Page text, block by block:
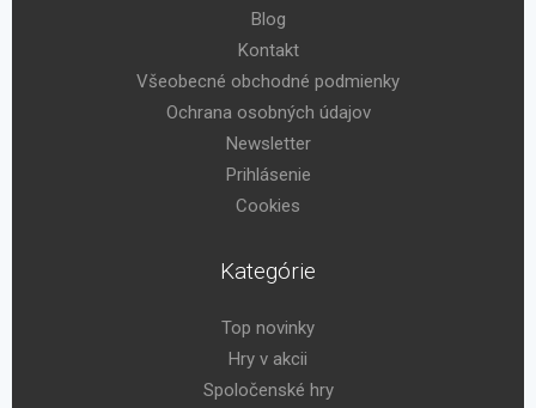
Blog
Kontakt
Všeobecné obchodné podmienky
Ochrana osobných údajov
Newsletter
Prihlásenie
Cookies
Kategórie
Top novinky
Hry v akcii
Spoločenské hry